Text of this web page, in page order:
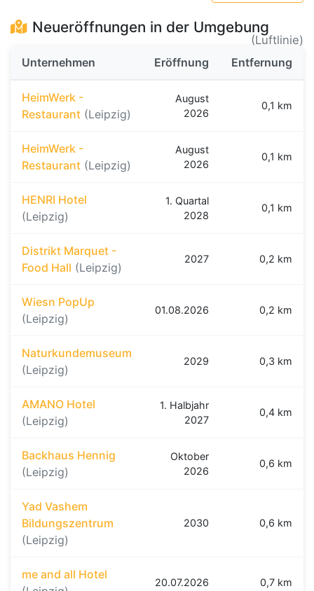
Neueröffnungen in der Umgebung
(Luftlinie)
Unternehmen
Eröffnung Entfernung
HeimWerk -
Restaurant (Leipzig)
August
2026
0,1 km
HeimWerk -
Restaurant (Leipzig)
August
2026
0,1 km
HENRI Hotel
(Leipzig)
1. Quartal
2028
0,1 km
Distrikt Marquet -
Food Hall (Leipzig)
2027 0,2 km
Wiesn PopUp
(Leipzig)
01.08.2026 0,2 km
Naturkundemuseum
(Leipzig)
2029 0,3 km
AMANO Hotel
(Leipzig)
1. Halbjahr
2027
0,4 km
Backhaus Hennig
(Leipzig)
Oktober
2026
0,6 km
Yad Vashem
Bildungszentrum
(Leipzig)
2030 0,6 km
me and all Hotel
20.07.2026 0,7 km